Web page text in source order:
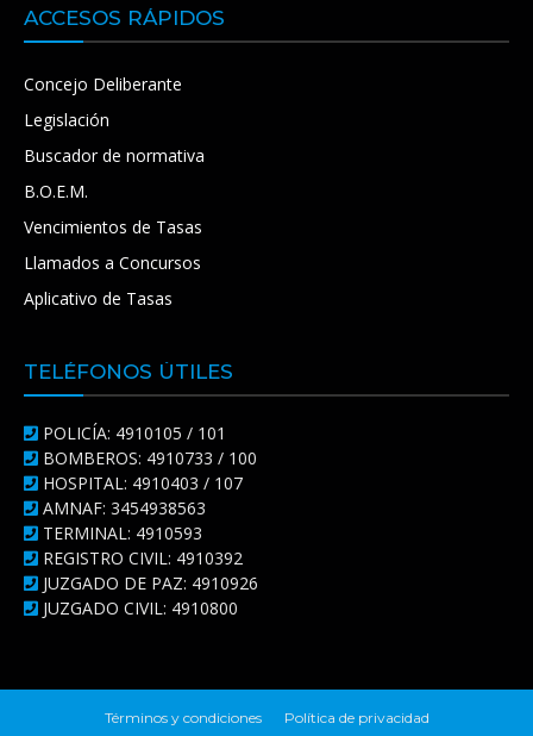
ACCESOS RÁPIDOS
Concejo Deliberante
Legislación
Buscador de normativa
B.O.E.M.
Vencimientos de Tasas
Llamados a Concursos
Aplicativo de Tasas
TELÉFONOS ÚTILES
POLICÍA: 4910105 / 101
BOMBEROS: 4910733 / 100
HOSPITAL: 4910403 / 107
AMNAF: 3454938563
TERMINAL: 4910593
REGISTRO CIVIL: 4910392
JUZGADO DE PAZ: 4910926
JUZGADO CIVIL: 4910800
Términos y condiciones Política de privacidad